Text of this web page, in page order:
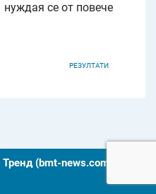
се от повече
РЕЗУЛТАТИ
(bmt-news.com).